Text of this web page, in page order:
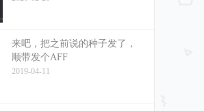
来吧，把之前说的种子发了，
顺带发个AFF
2019-04-11